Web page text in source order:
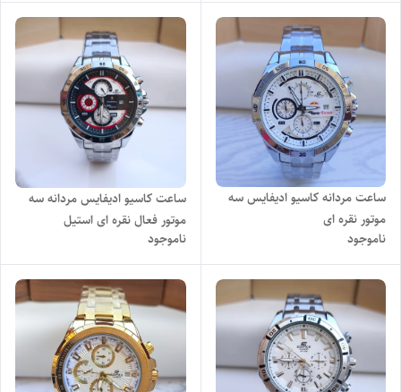
ساعت مردانه کاسیو ادیفایس سه
موتور نقره ای
ناموجود
ساعت کاسیو ادیفایس مردانه سه
موتور فعال نقره ای استیل
ناموجود